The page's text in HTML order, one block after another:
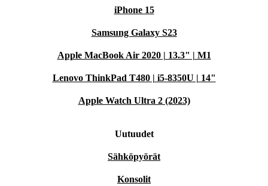
iPhone 15
Samsung Galaxy S23
Apple MacBook Air 2020 | 13.3" | M1
Lenovo ThinkPad T480 | i5-8350U | 14"
Apple Watch Ultra 2 (2023)
Uutuudet
Sähköpyörät
Konsolit